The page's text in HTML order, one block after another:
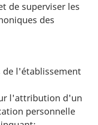
de superviser les
des
de l'établissement
l'attribution d'un
personnelle